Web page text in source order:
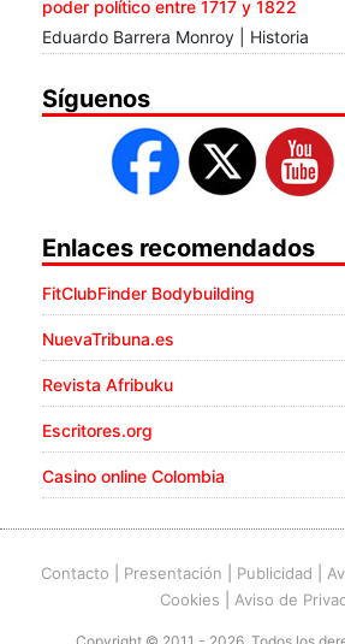
poder político entre 1717 y 1822
Eduardo Barrera Monroy | Historia
Síguenos
Enlaces recomendados
FitClubFinder Bodybuilding
NuevaTribuna.es
Revista Afribuku
Escritores.org
Casino online Colombia
Contacto Presentación Publicidad
Cookies
Aviso de